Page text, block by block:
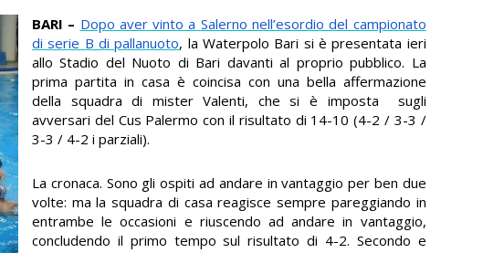
BARI – Dopo aver vinto a Salerno nell’esordio del campionato
di serie B di pallanuoto, la Waterpolo Bari si è presentata ieri
allo Stadio del Nuoto di Bari davanti al proprio pubblico. La
prima partita in casa è coincisa con una bella affermazione
della squadra di mister Valenti, che si è imposta sugli
avversari del Cus Palermo con il risultato di 14-10 (4-2 / 3-3 /
3-3 / 4-2 i parziali).
La cronaca. Sono gli ospiti ad andare in vantaggio per ben due
volte: ma la squadra di casa reagisce sempre pareggiando in
entrambe le occasioni e riuscendo ad andare in vantaggio,
concludendo il primo tempo sul risultato di 4-2. Secondo e